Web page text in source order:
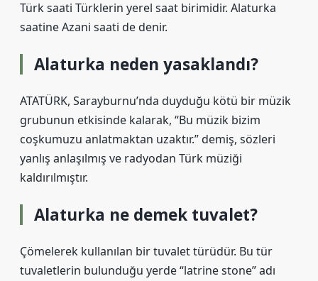
Türk saati Türklerin yerel saat birimidir. Alaturka
saatine Azani saati de denir.
Alaturka neden yasaklandı?
ATATÜRK, Sarayburnu’nda duyduğu kötü bir müzik
grubunun etkisinde kalarak, “Bu müzik bizim
coşkumuzu anlatmaktan uzaktır.” demiş, sözleri
yanlış anlaşılmış ve radyodan Türk müziği
kaldırılmıştır.
Alaturka ne demek tuvalet?
Çömelerek kullanılan bir tuvalet türüdür. Bu tür
tuvaletlerin bulunduğu yerde “latrine stone” adı